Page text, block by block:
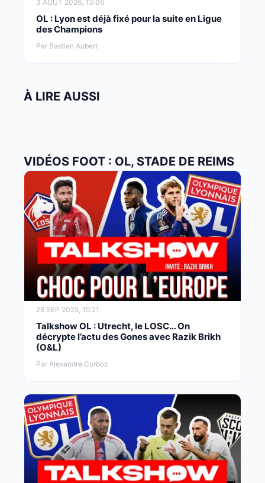
3 AOÛT 2026, 13:06
OL : Lyon est déjà fixé pour la suite en Ligue
des Champions
Par Bastien Aubert
À LIRE AUSSI
VIDÉOS FOOT : OL, STADE DE REIMS
26 SEP 2025, 15:21
Talkshow OL : Utrecht, le LOSC… On
décrypte l’actu des Gones avec Razik Brikh
(O&L)
Par Alexandre Corboz